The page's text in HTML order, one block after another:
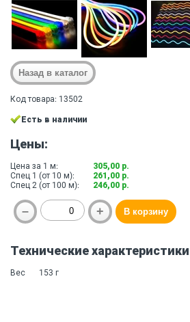
Код товара: 13502
Есть в наличии
Цены:
Цена за 1 м:
305,00 р.
Спец 1 (от 10 м):
261,00 р.
Спец 2 (от 100 м):
246,00 р.
Технические характеристики
Вес 153 г